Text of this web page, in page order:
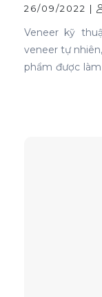
26/09/2022 |
Veneer kỹ
veneer tự
phẩm được